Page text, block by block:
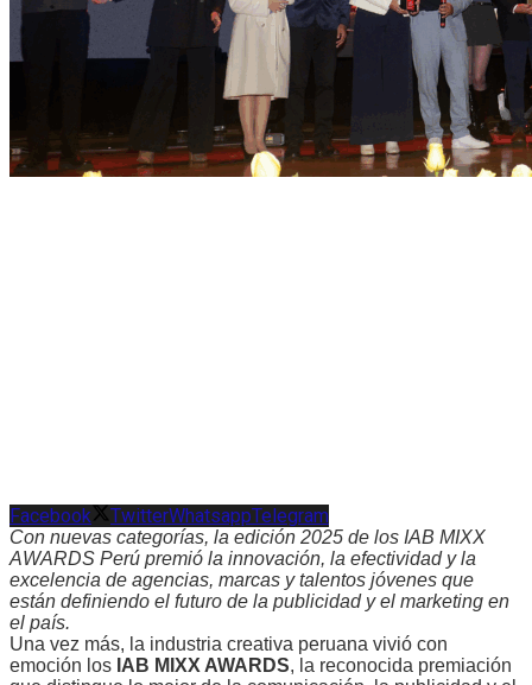
Facebook TwitterWhatsappTelegram
Con nuevas categorías, la edición 2025 de los IAB MIXX
AWARDS Perú premió la innovación, la efectividad y la
excelencia de agencias, marcas y talentos jóvenes que
están definiendo el futuro de la publicidad y el marketing en
el país.
Una vez más, la industria creativa peruana vivió con
emoción los IAB MIXX AWARDS, la reconocida premiación